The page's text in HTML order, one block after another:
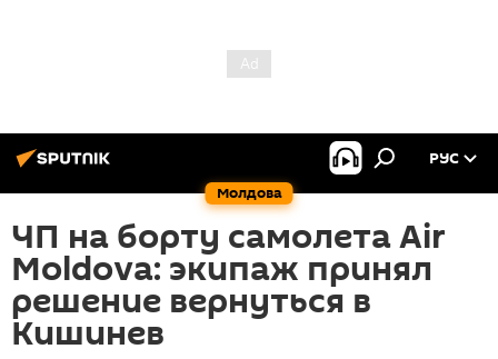
Молдова
РУС
ЧП на борту самолета Air
Moldova: экипаж принял
решение вернуться в
Кишинев